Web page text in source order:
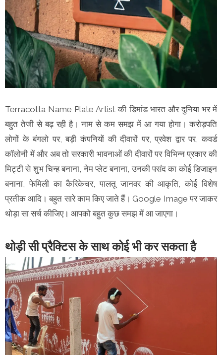
Terracotta Name Plate Artist की डिमांड भारत और दुनिया भर में
बहुत तेजी से बढ़ रही है। नाम से कम समझ में आ गया होगा। करोड़पति
लोगों के बंगलो पर, बड़ी कंपनियों की दीवारों पर, प्रवेश द्वार पर, कवर्ड
कॉलोनी में और अब तो सरकारी भावनाओं की दीवारों पर विभिन्न प्रकार की
मिट्टी से शुभ चिन्ह बनाना, नेम प्लेट बनाना, उनकी पसंद का कोई डिजाइन
बनाना, फेमिली का कैरिकेचर, पालतू जानवर की आकृति, कोई विशेष
प्रतीक आदि। बहुत सारे काम किए जाते हैं। Google Image पर जाकर
थोड़ा सा सर्च कीजिए। आपको बहुत कुछ समझ में आ जाएगा।
थोड़ी सी प्रैक्टिस के साथ कोई भी कर सकता है